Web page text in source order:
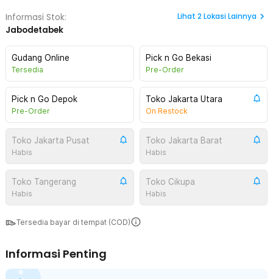
Informasi Stok:
Jabodetabek
Lihat 2Lokasi Lainnya
Gudang Online
Tersedia
Pick n Go Bekasi
Pre-Order
Pick n Go Depok
Pre-Order
Toko Jakarta Utara
On Restock
Toko Jakarta Pusat
Habis
Toko Jakarta Barat
Habis
Toko Tangerang
Habis
Toko Cikupa
Habis
Tersedia bayar di tempat (COD)
Informasi Penting